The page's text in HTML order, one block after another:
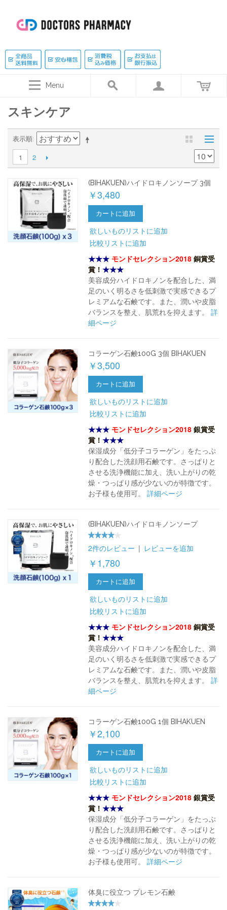
Menu
スキンケア
表示順
1 2
(BIHAKUEN)ハイドロキノンソープ 3個
￥3,480
カートに追加
欲しいものリストに追加
比較リストに追加
★★★ モンドセレクション2018 銅賞受
賞！★★★
美容成分ハイドロキノンを配合した、満
足のいく明るさを低刺激で実感できるプ
レミアムな石鹸です。また、潤いや皮脂
バランスを整え、肌荒れを抑えます。詳
細ページ
コラーゲン石鹸100G 3個 BIHAKUEN
￥3,500
カートに追加
欲しいものリストに追加
比較リストに追加
★★★ モンドセレクション2018 銀賞受
賞！★★★
保湿成分「低分子コラーゲン」をたっぷ
り配合した洗顔用石鹸です。さっぱりと
させる洗浄機能に加え、洗い上がりの乾
燥・つっぱり感が少ないのが特徴です。
お子様も使用可。詳細ページ
(BIHAKUEN)ハイドロキノンソープ
2件のレビュー | レビューを追加
￥1,780
カートに追加
欲しいものリストに追加
比較リストに追加
★★★ モンドセレクション2018 銅賞受
賞！★★★
美容成分ハイドロキノンを配合した、満
足のいく明るさを低刺激で実感できるプ
レミアムな石鹸です。また、潤いや皮脂
バランスを整え、肌荒れを抑えます。詳
細ページ
コラーゲン石鹸100G 1個 BIHAKUEN
￥2,100
カートに追加
欲しいものリストに追加
比較リストに追加
★★★ モンドセレクション2018 銀賞受
賞！★★★
保湿成分「低分子コラーゲン」をたっぷ
り配合した洗顔用石鹸です。さっぱりと
させる洗浄機能に加え、洗い上がりの乾
燥・つっぱり感が少ないのが特徴です。
お子様も使用可。詳細ページ
体臭に役立つ プレモン石鹸